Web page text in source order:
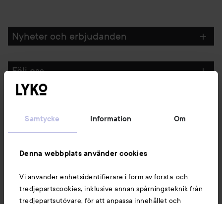
Samtycke Information Om
Denna webbplats använder cookies
Vi använder enhetsidentifierare i form av första-och
tredjepartscookies, inklusive annan spårningsteknik från
tredjepartsutövare, för att anpassa innehållet och
Nyheter och erbjudanden
Följ oss
Du kanske också gillar